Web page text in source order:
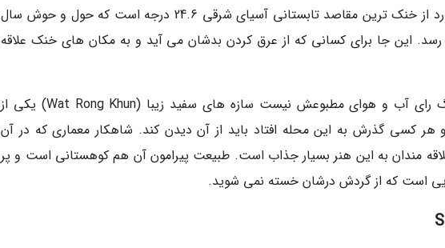
شمالی تر است. میانگین دمای این مورد از خنک ترین مقاصد تابستانی آسیای شرقی 24.6 درجه است که حول و حوش سال
10 درجه هم می رسد. این جا برای کسانی که از عرق کردن بدشان می آید و به مکان های خنک علاقه
البته باید بگوییم که تنها جاذبه چیانگ رای آب و هوای مطبوعش نیست سازه های سفید زیبا (Wat Rong Khun) یکی از
کسی گذرش به این محله افتاد باید از آن دیدن کند. شاهکار معماری که در آن
مندان به این هنر بسیار جذاب است. طبیعت پیرامون آن هم کوهستانی است و پر
است که از گردش درشان خسته نمی شوید.